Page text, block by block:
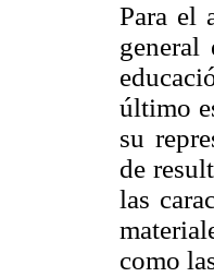
Para el
general
último
su
de
las
como